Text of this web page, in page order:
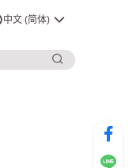
中文 (简体)